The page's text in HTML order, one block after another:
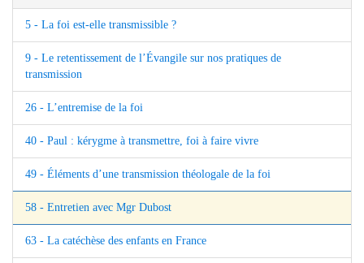
5 - La foi est-elle transmissible ?
9 - Le retentissement de l’Évangile sur nos pratiques de
transmission
26 - L’entremise de la foi
40 - Paul : kérygme à transmettre, foi à faire vivre
49 - Éléments d’une transmission théologale de la foi
58 - Entretien avec Mgr Dubost
63 - La catéchèse des enfants en France